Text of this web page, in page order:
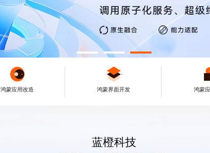
鸿蒙应用改造 鸿蒙界面开发 鸿蒙
蓝橙科技